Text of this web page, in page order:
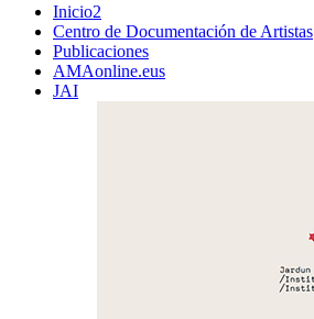
Inicio2
Centro de Documentación de Artistas
Publicaciones
AMAonline.eus
JAI